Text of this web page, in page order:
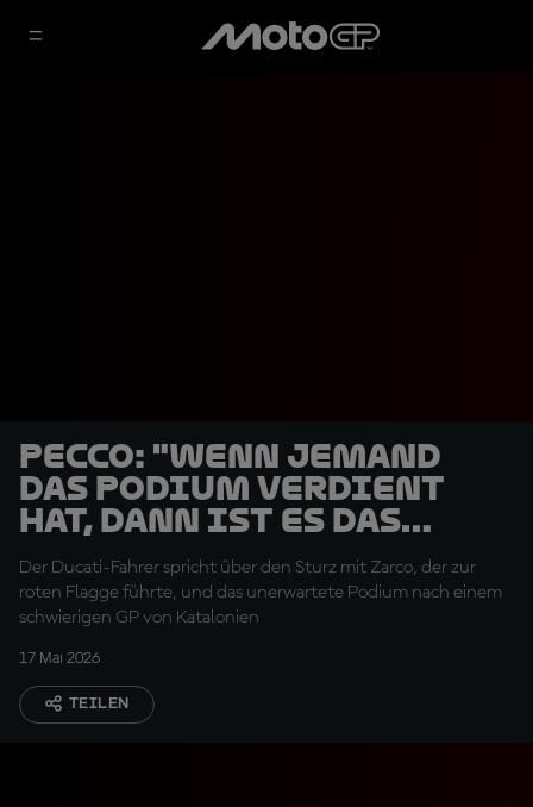
Pecco: "Wenn jemand
das Podium verdient
hat, dann ist es das
Team, das so hart
arbeitet"
Der Ducati-Fahrer spricht über den Sturz mit Zarco, der zur
roten Flagge führte, und das unerwartete Podium nach einem
schwierigen GP von Katalonien
17 Mai 2026
TEILEN